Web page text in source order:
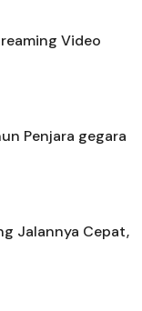
Video
Penjara gegara
Jalannya Cepat,